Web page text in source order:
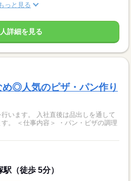
っと見る
詳細を見る
◎人気のピザ・パン作り
います。 入社直後は品出しを通して
の調理
（徒歩 5分）